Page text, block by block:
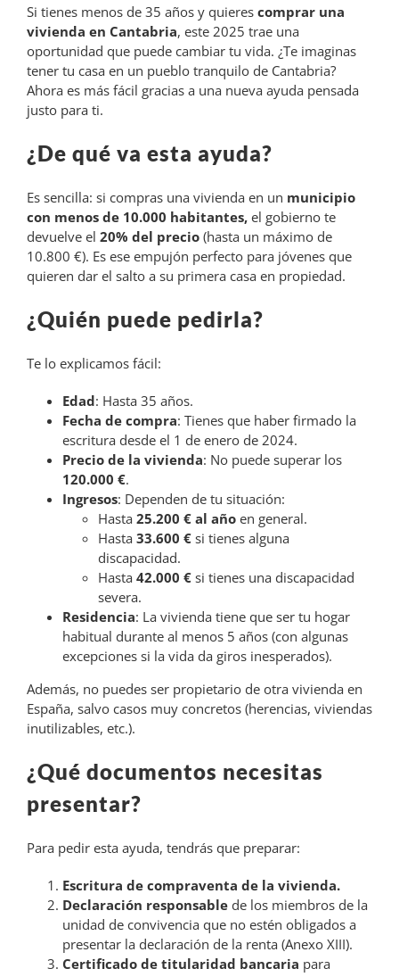
Si tienes menos de 35 años y quieres comprar una
vivienda en Cantabria, este 2025 trae una
oportunidad que puede cambiar tu vida. ¿Te imaginas
tener tu casa en un pueblo tranquilo de Cantabria?
Ahora es más fácil gracias a una nueva ayuda pensada
justo para ti.
¿De qué va esta ayuda?
Es sencilla: si compras una vivienda en un municipio
con menos de 10.000 habitantes, el gobierno te
devuelve el 20% del precio (hasta un máximo de
10.800 €). Es ese empujón perfecto para jóvenes que
quieren dar el salto a su primera casa en propiedad.
¿Quién puede pedirla?
Te lo explicamos fácil:
Edad: Hasta 35 años.
Fecha de compra: Tienes que haber firmado la
escritura desde el 1 de enero de 2024.
Precio de la vivienda: No puede superar los
120.000 €.
Ingresos: Dependen de tu situación:
Hasta 25.200 € al año en general.
Hasta 33.600 € si tienes alguna
discapacidad.
Hasta 42.000 € si tienes una discapacidad
severa.
Residencia: La vivienda tiene que ser tu hogar
habitual durante al menos 5 años (con algunas
excepciones si la vida da giros inesperados).
Además, no puedes ser propietario de otra vivienda en
España, salvo casos muy concretos (herencias, viviendas
inutilizables, etc.).
¿Qué documentos necesitas
presentar?
Para pedir esta ayuda, tendrás que preparar:
Escritura de compraventa de la vivienda.
Declaración responsable de los miembros de la
unidad de convivencia que no estén obligados a
presentar la declaración de la renta (Anexo XIII).
Certificado de titularidad bancaria para